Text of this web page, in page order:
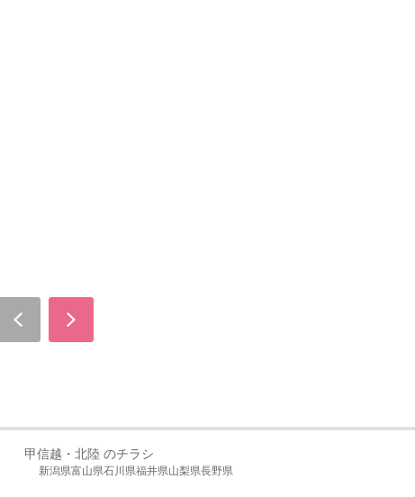
甲信越・北陸 のチラシ
新潟県富山県石川県福井県山梨県長野県